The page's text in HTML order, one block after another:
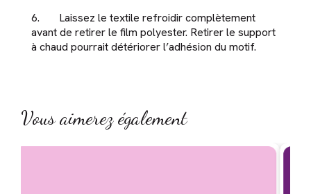
6. Laissez le textile refroidir complètement
avant de retirer le film polyester. Retirer le support
à chaud pourrait détériorer l’adhésion du motif.
Vous aimerez également